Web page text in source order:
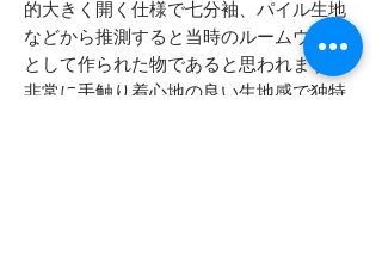
的大きく開く仕様で七分袖、パイル生地
などから推測すると当時のルームウェア
として作られた物であると思われます。
非常に手触り着心地の良い生地感で独特